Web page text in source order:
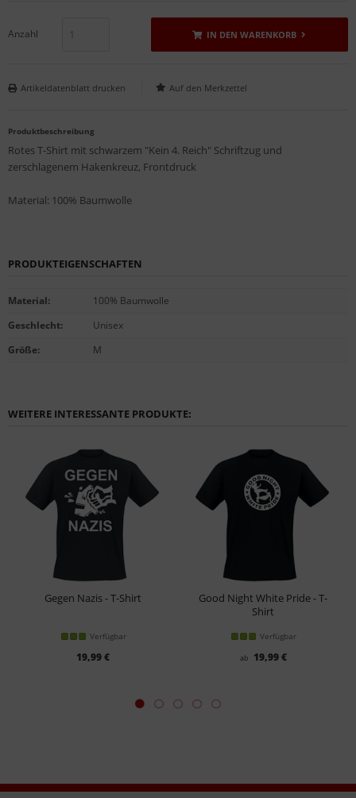
Anzahl IN DEN WARENKORB
Artikeldatenblatt drucken
Produktbeschreibung
Rotes T-Shirt mit schwarzem "Kein 4. Reich" Schriftzug und
zerschlagenem Hakenkreuz, Frontdruck
Material: 100% Baumwolle
PRODUKTEIGENSCHAFTEN
Material:
100% Baumwolle
Geschlecht:
Unisex
Größe: M
WEITERE INTERESSANTE PRODUKTE:
Gegen Nazis - T-Shirt
Verfügbar
19,99 €
Good Night White Pride - T-
Shirt
Verfügbar
ab 19,99 €